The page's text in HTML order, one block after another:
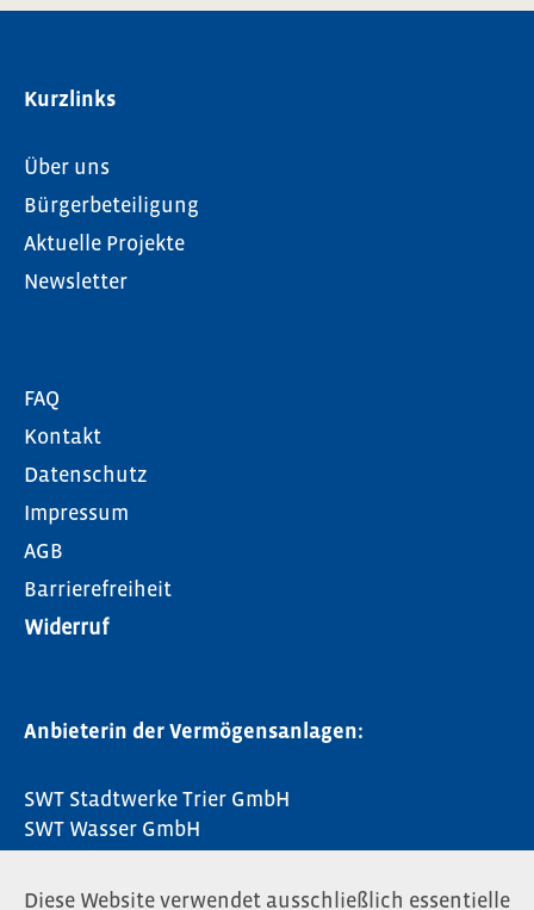
Kurzlinks
Über uns
Bürgerbeteiligung
Aktuelle Projekte
Newsletter
FAQ
Kontakt
Datenschutz
Impressum
AGB
Barrierefreiheit
Widerruf
Anbieterin der Vermögensanlagen:
SWT Stadtwerke Trier GmbH
SWT Wasser GmbH
54290 Trier
Diese Website verwendet ausschließlich essentielle